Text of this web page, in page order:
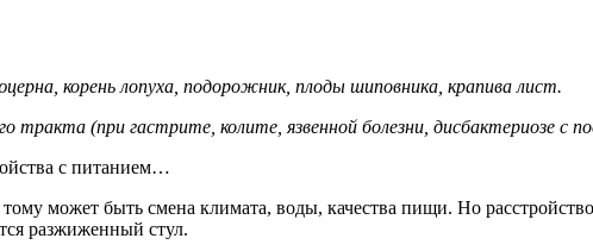
корень лопуха, подорожник, плоды шиповника, крапива лист.
(при гастрите, колите, язвенной болезни, дисбактериозе с
с питанием…
может быть смена климата, воды, качества пищи. Но
разжиженный стул.